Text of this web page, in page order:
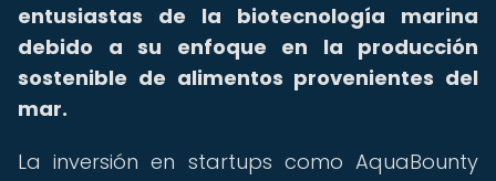
entusiastas de la biotecnología marina
debido a su enfoque en la producción
sostenible de alimentos provenientes del
mar.
La inversión en startups como AquaBounty